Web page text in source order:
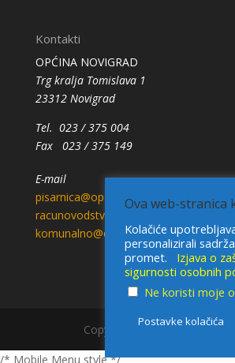
Kontakti
OPĆINA NOVIGRAD
Trg kralja Tomislava 1
23312 Novigrad
Tel. 023 / 375 004
Fax 023 / 375 149
E-mail
pisarnica@opcina-novigrad.hr
racunovodstvo@opcina-novigrad.hr
komunalno@opcina-novigrad.hr
Copyright © 2021 - Općina
Ova web-stranica
Kolačiće
personalizirali
promet. Izjava o
sigurnosti osobnih
Ne koristi moje
Postavke kolačića
/* Mobile Menu style */